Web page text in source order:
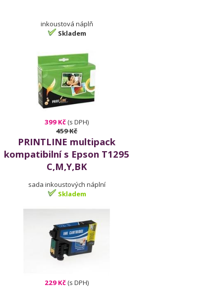
inkoustová náplň
Skladem
399 Kč(s DPH)
459 Kč
PRINTLINE multipack
kompatibilní s Epson T1295
C,M,Y,BK
sada inkoustových náplní
Skladem
229 Kč(s DPH)